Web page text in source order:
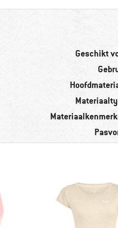
Geschikt